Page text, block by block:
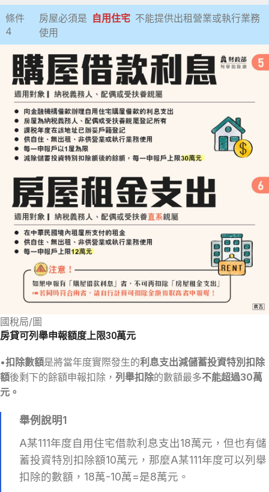
條件
4
房屋必須是 自用住宅 不能提供出租營業或執行業務
使用
國稅局/圖
房貸可列舉申報額度上限30萬元
•扣除數額是將當年度實際發生的利息支出減儲蓄投資特別扣除
額後剩下的餘額申報扣除， 列舉扣除的數額最多不能超過30萬
元。
舉例說明1
A某111年度自用住宅借款利息支出18萬元，但也有儲
蓄投資特別扣除額10萬元，那麼A某111年度可以列舉
扣除的數額，18萬-10萬=是8萬元。